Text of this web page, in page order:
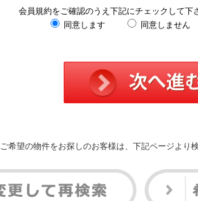
会員規約をご確認のうえ下記にチェックして下
同意します
同意しません
ご希望の物件をお探しのお客様は、下記ページより